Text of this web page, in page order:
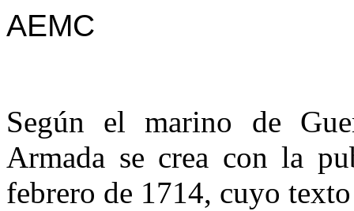
AEMC
Según el marino de
Armada se crea con la
febrero de 1714, cuyo